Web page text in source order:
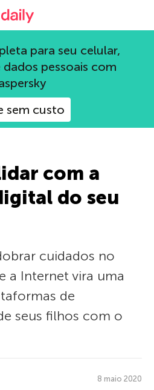
Blog oficial da Kaspersky
para seu celular,
pessoais com
sem custo
com a
do seu
cuidados no
a Internet vira uma
de
seus filhos com o
8 maio 2020